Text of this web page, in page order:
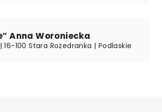
Anna Woroniecka
100 Stara Rozedranka | Podlaskie